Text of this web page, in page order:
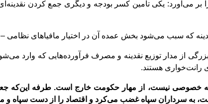
بر می آورد: یکی تأمین کسر بودجه و دیگری جمع کردن نقدینه
که سبب میشود بخش عمده آن در اختیار مافیاهای نظامی –
از مدار توزیع نقدینه و مصرف فرآوردههایی که وارد می
رانتخواری هستند.
خصوصی نیست، از مهار حکومت خارج است. طرفه اینکه
به سرداران سپاه غضب میکرد و اقتصاد را از دست سپاه و